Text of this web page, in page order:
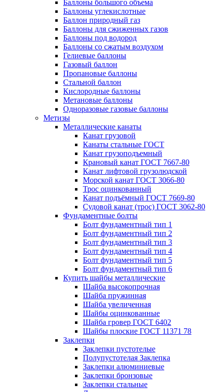
Баллоны большого объема
Баллоны углекислотные
Баллон природный газ
Баллоны для сжиженных газов
Баллоны под водород
Баллоны со сжатым воздухом
Гелиевые баллоны
Газовый баллон
Пропановые баллоны
Стальной баллон
Кислородные баллоны
Метановые баллоны
Одноразовые газовые баллоны
Метизы
Металлические канаты
Канат грузовой
Канаты стальные ГОСТ
Канат грузоподъемный
Крановый канат ГОСТ 7667-80
Канат лифтовой грузолюдской
Морской канат ГОСТ 3066-80
Трос оцинкованный
Канат подъёмный ГОСТ 7669-80
Судовой канат (трос) ГОСТ 3062-80
Фундаментные болты
Болт фундаментный тип 1
Болт фундаментный тип 2
Болт фундаментный тип 3
Болт фундаментный тип 4
Болт фундаментный тип 5
Болт фундаментный тип 6
Купить шайбы металлические
Шайба высокопрочная
Шайба пружинная
Шайба увеличенная
Шайбы оцинкованные
Шайба гровер ГОСТ 6402
Шайбы плоские ГОСТ 11371 78
Заклепки
Заклепки пустотелые
Полупустотелая Заклепка
Заклепки алюминиевые
Заклепки бронзовые
Заклепки стальные